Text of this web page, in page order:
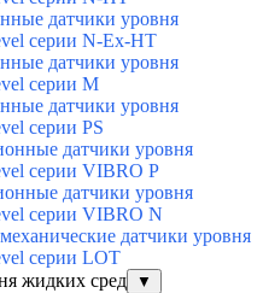
датчики уровня
серии N-Ex-HT
датчики уровня
серии M
датчики уровня
серии PS
датчики уровня
серии VIBRO P
датчики уровня
серии VIBRO N
датчики уровня
серии LOT
жидких сред
▼